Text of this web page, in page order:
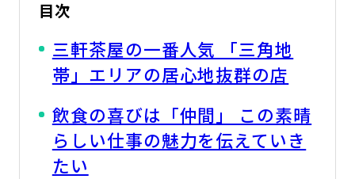
目次
三軒茶屋の一番人気 「三角地
帯」エリアの居心地抜群の店
飲食の喜びは「仲間」 この素晴
らしい仕事の魅力を伝えていき
たい